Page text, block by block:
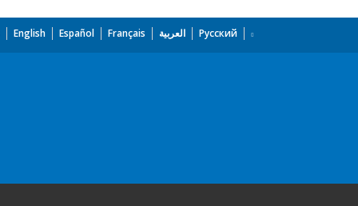
English Español Français العربية Русский